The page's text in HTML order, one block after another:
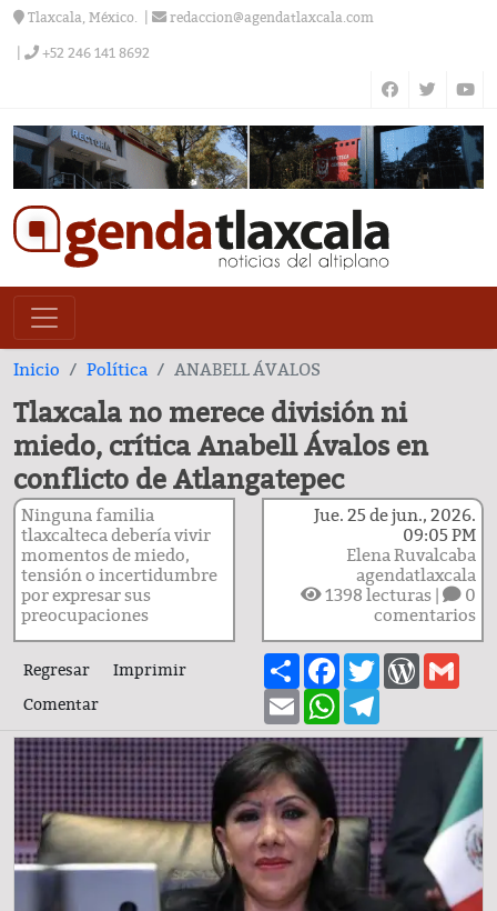
Tlaxcala, México. redaccion@agendatlaxcala.com
+52 246 141 8692
Inicio Política ANABELL ÁVALOS
Tlaxcala no merece división ni
miedo, crítica Anabell Ávalos en
conflicto de Atlangatepec
Ninguna familia
tlaxcalteca debería vivir
momentos de miedo,
tensión o incertidumbre
por expresar sus
preocupaciones
Jue. 25 de jun., 2026.
09:05 PM
Elena Ruvalcaba
agendatlaxcala
1398 lecturas |
0
comentarios
Regresar
Imprimir
Comentar
ShareFacebook
Twitter
EmailWhatsApp